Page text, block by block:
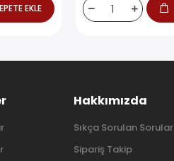
EKLE
Hakkımızda
Sıkça Sorulan Sorular
Sipariş Takip